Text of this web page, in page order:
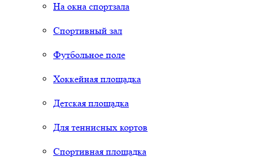
На окна спортзала
Спортивный зал
Футбольное поле
Хоккейная площадка
Детская площадка
Для теннисных кортов
Спортивная площадка